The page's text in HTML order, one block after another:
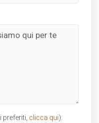
preferiti, clicca qui):